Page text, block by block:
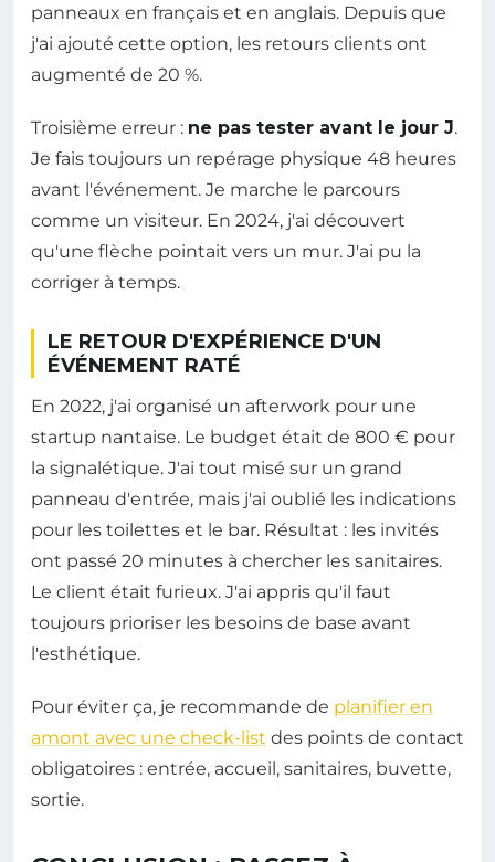
panneaux en français et en anglais. Depuis que
j'ai ajouté cette option, les retours clients ont
augmenté de 20 %.
Troisième erreur : ne pas tester avant le jour J.
Je fais toujours un repérage physique 48 heures
avant l'événement. Je marche le parcours
comme un visiteur. En 2024, j'ai découvert
qu'une flèche pointait vers un mur. J'ai pu la
corriger à temps.
LE RETOUR D'EXPÉRIENCE D'UN
ÉVÉNEMENT RATÉ
En 2022, j'ai organisé un afterwork pour une
startup nantaise. Le budget était de 800 € pour
la signalétique. J'ai tout misé sur un grand
panneau d'entrée, mais j'ai oublié les indications
pour les toilettes et le bar. Résultat : les invités
ont passé 20 minutes à chercher les sanitaires.
Le client était furieux. J'ai appris qu'il faut
toujours prioriser les besoins de base avant
l'esthétique.
Pour éviter ça, je recommande de planifier en
amont avec une check-list des points de contact
obligatoires : entrée, accueil, sanitaires, buvette,
sortie.